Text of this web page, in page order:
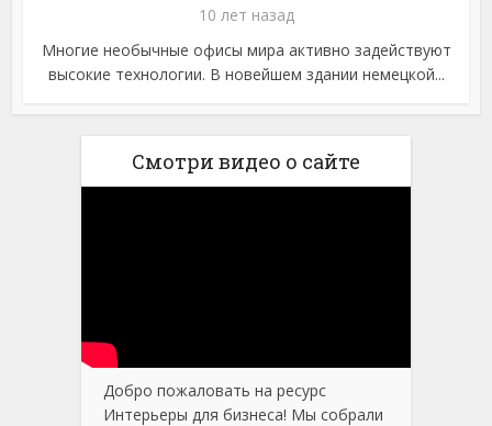
10 лет назад
Многие необычные офисы мира активно задействуют
высокие технологии. В новейшем здании немецкой...
Смотри видео о сайте
Добро пожаловать на ресурс
Интерьеры для бизнеса! Мы собрали